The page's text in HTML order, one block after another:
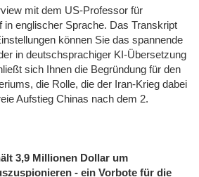
mit dem US-Professor für
in englischer Sprache. Das Transkript
können Sie das spannende
in deutschsprachiger KI-Übersetzung
sich Ihnen die Begründung für den
die Rolle, die der Iran-Krieg dabei
Aufstieg Chinas nach dem 2.
3,9 Millionen Dollar um
- ein Vorbote für die